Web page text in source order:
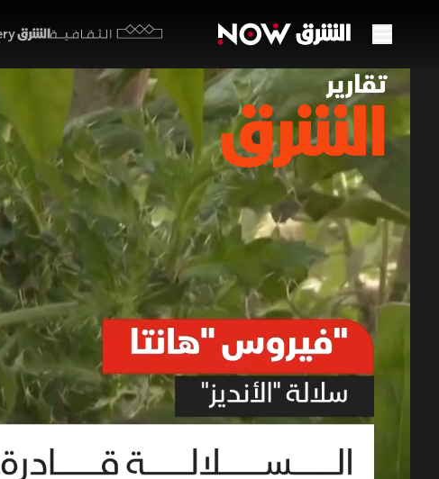
الثقافية
14 مايو 2026
تقارير
تتزايد
المحتملة على
الخبراء
لدى بعض
تقارير الشرق